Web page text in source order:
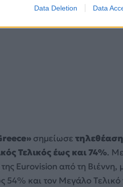
Data Deletion Data
σημείωσε
Τελικός έως και 74%.
Eurovision από τη Βιέννη,
54% και τον Μεγάλο